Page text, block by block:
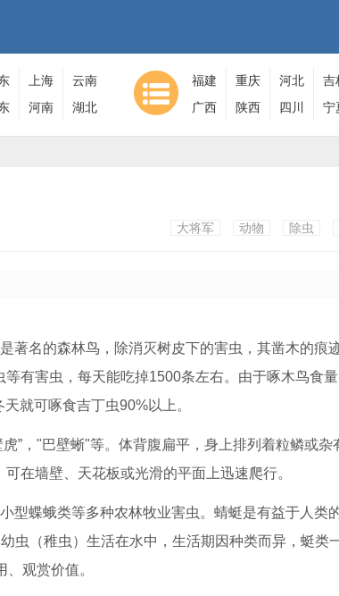
上海
云南
河南 湖北
福建 重庆 河北
吉
广西
陕西 四川 宁
大将军 动物 除虫
著名的森林鸟，除消灭树皮下的害虫，其凿木的痕
有害虫，每天能吃掉1500条左右。由于啄木鸟食
就可啄食吉丁虫90%以上。
”，"巴壁蜥"等。体背腹扁平，身上排列着粒鳞或杂
在墙壁、天花板或光滑的平面上迅速爬行。
型蝶蛾类等多种农林牧业害虫。蜻蜓是有益于人类
虫（稚虫）生活在水中，生活期因种类而异，蜓类
观赏价值。